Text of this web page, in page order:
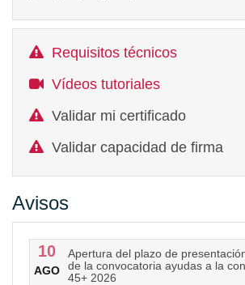
Requisitos técnicos
Vídeos tutoriales
Validar mi certificado
Validar capacidad de firma
Avisos
10
AGO
Apertura del plazo de
de la convocatoria ayudas a la
45+ 2026